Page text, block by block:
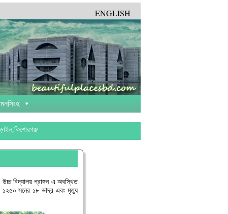
ENGLISH
উচ্চ বিদ্যালয় প্রাঙ্গন এ অবস্থিত
১২৫০ সনের ১৮ ভাদ্র এবং মৃত্যু